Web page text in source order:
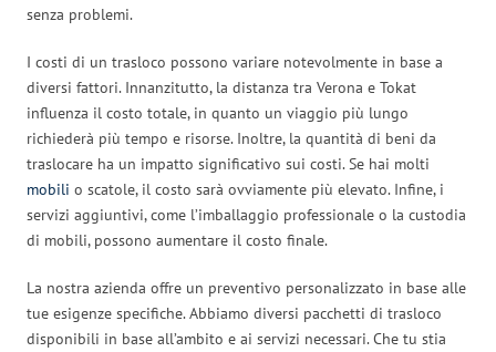
senza problemi.
I costi di un trasloco possono variare notevolmente in base a
diversi fattori. Innanzitutto, la distanza tra Verona e Tokat
influenza il costo totale, in quanto un viaggio più lungo
richiederà più tempo e risorse. Inoltre, la quantità di beni da
traslocare ha un impatto significativo sui costi. Se hai molti
mobili o scatole, il costo sarà ovviamente più elevato. Infine, i
servizi aggiuntivi, come l’imballaggio professionale o la custodia
di mobili, possono aumentare il costo finale.
La nostra azienda offre un preventivo personalizzato in base alle
tue esigenze specifiche. Abbiamo diversi pacchetti di trasloco
disponibili in base all’ambito e ai servizi necessari. Che tu stia